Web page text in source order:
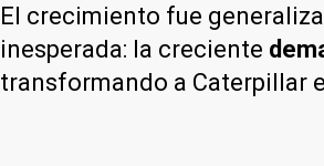
El crecimiento fue
inesperada: la creciente
transformando a Caterpillar